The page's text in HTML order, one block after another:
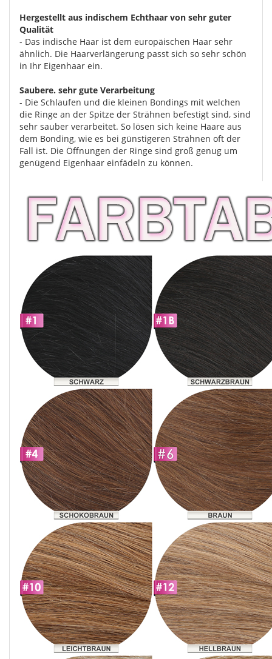
Hergestellt aus indischem Echthaar von sehr guter
Qualität
- Das indische Haar ist dem europäischen Haar sehr
ähnlich. Die Haarverlängerung passt sich so sehr schön
in Ihr Eigenhaar ein.
Saubere. sehr gute Verarbeitung
- Die Schlaufen und die kleinen Bondings mit welchen
die Ringe an der Spitze der Strähnen befestigt sind, sind
sehr sauber verarbeitet. So lösen sich keine Haare aus
dem Bonding, wie es bei günstigeren Strähnen oft der
Fall ist. Die Öffnungen der Ringe sind groß genug um
genügend Eigenhaar einfädeln zu können.